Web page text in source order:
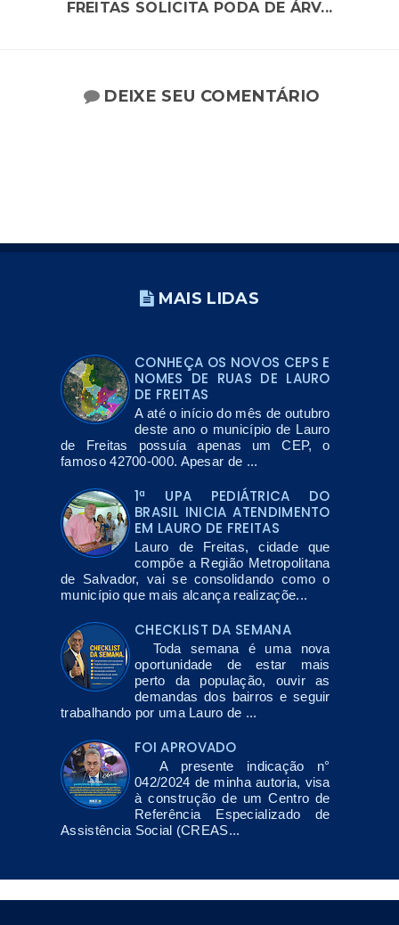
FREITAS SOLICITA PODA DE ÁRV...
DEIXE SEU COMENTÁRIO
MAIS LIDAS
CONHEÇA OS NOVOS CEPS E
NOMES DE RUAS DE LAURO
DE FREITAS
A até o início do mês de outubro
deste ano o município de Lauro
de Freitas possuía apenas um CEP, o
famoso 42700-000. Apesar de ...
1ª UPA PEDIÁTRICA DO
BRASIL INICIA ATENDIMENTO
EM LAURO DE FREITAS
Lauro de Freitas, cidade que
compõe a Região Metropolitana
de Salvador, vai se consolidando como o
município que mais alcança realizaçõe...
CHECKLIST DA SEMANA
Toda semana é uma nova
oportunidade de estar mais
perto da população, ouvir as
demandas dos bairros e seguir
trabalhando por uma Lauro de ...
FOI APROVADO
A presente indicação n°
042/2024 de minha autoria, visa
à construção de um Centro de
Referência Especializado de
Assistência Social (CREAS...